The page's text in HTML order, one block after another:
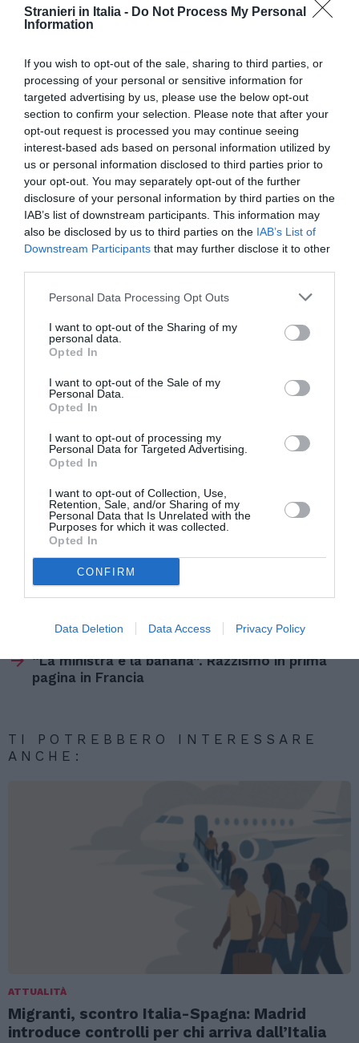
Stranieri in Italia - Do Not Process My Personal
Information
If you wish to opt-out of the sale, sharing to third parties, or
processing of your personal or sensitive information for
targeted advertising by us, please use the below opt-out
section to confirm your selection. Please note that after your
opt-out request is processed you may continue seeing
interest-based ads based on personal information utilized by
us or personal information disclosed to third parties prior to
your opt-out. You may separately opt-out of the further
disclosure of your personal information by third parties on the
IAB’s list of downstream participants. This information may
also be disclosed by us to third parties on the IAB’s List of
Downstream Participants that may further disclose it to other
Personal Data Processing Opt Outs
I want to opt-out of the Sharing of my
personal data.
Opted In
I want to opt-out of the Sale of my
Personal Data.
Opted In
I want to opt-out of processing my
Personal Data for Targeted Advertising.
Opted In
I want to opt-out of Collection, Use,
Retention, Sale, and/or Sharing of my
Personal Data that Is Unrelated with the
Purposes for which it was collected.
Opted In
CONFIRM
Data Deletion Data Access Privacy Policy
“E già oggi è chiaro – aggiunge il vicepremier –
cosa accadrebbe se non fossimo più al governo:
da una nuova tassazione degli immobili, alla
diminuzione nell’uso del contante, fino a una
legislazione che aprirebbe in modo indiscriminato
le nostre frontiere”.
Di immigrazione Alfano ha parlato anche a
Padova, in un incontro con gli amministratori
locali del centrodestra.
''Bisogna fare una grande battaglia per contare di
piu' in Europa. Lampedusa non e' frontiera
italiana ma frontiera europea. Noi – ha aggiunto
– siamo un popolo accogliente ma non possiamo
accogliere tutti, facciamo fatica ad assicurare il
Articolo precedente
Alfano: “Senza noi al governo la sinistra
“La ministra e la banana”. Razzismo in prima
pagina in Francia
TI POTREBBERO INTERESSARE
ANCHE:
ATTUALITÀ
Migranti, scontro Italia-Spagna: Madrid
introduce controlli per chi arriva dall’Italia